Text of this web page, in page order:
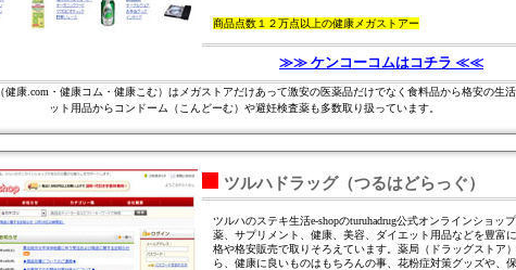
商品点数１２万点以上の健康メガストアー
≫≫ ケンコーコムはコチラ ≪≪
健康.com・健康コム・健康こむ）はメガストアだけあって激安の医薬品だけでなく食料品から格安の生
ット用品からコンドーム（こんどーむ）や避妊検査薬も多数取り扱っています。
ツルハドラッグ（つるはどらっぐ）
ツルハのステキ生活e-shopのturuhadrug公式オンラインショップ
薬、サプリメント、健康、美容、ダイエット用品などを豊富
格や格安販売で取りそろえています。薬局（ドラッグストア
ら、健康に良いものはもちろんの事、花粉症対策グッズや、